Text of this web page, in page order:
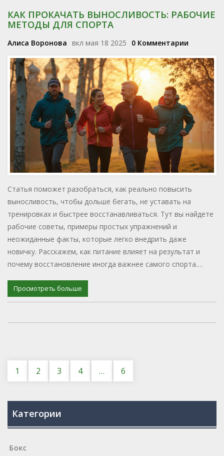
КАК ПРОКАЧАТЬ ВЫНОСЛИВОСТЬ: РАБОЧИЕ
МЕТОДЫ ДЛЯ СПОРТА
Алиса Воронова вкл мая 18 2025 0 Комментарии
Статья поможет разобраться, как реально повысить
выносливость, чтобы дольше бегать, не уставать на
тренировках и быстрее восстанавливаться. Тут вы найдете
рабочие советы, примеры простых упражнений и
неожиданные факты, которые легко внедрить даже
новичку. Расскажем, как питание влияет на результат и
почему восстановление иногда важнее самого спорта.
избегать. Всё — максимально понятно и по делу.
Просмотреть больше
1 2 3 4 … 6
Категории
Бокс